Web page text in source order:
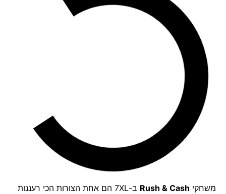
משחקיRush & Cash
ב-7XL הם אחת הצורות הכי רעננות